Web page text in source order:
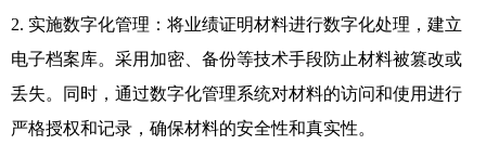
2. 实施数字化管理：将业绩证明材料进行数字化处理，建立
电子档案库。采用加密、备份等技术手段防止材料被篡改或
丢失。同时，通过数字化管理系统对材料的访问和使用进行
严格授权和记录，确保材料的安全性和真实性。